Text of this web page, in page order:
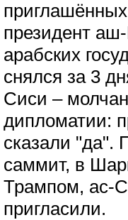
президент
арабских
снялся за 3
Сиси –
дипломатии:
сказали "да".
саммит, в
Трампом, ас-
пригласили.